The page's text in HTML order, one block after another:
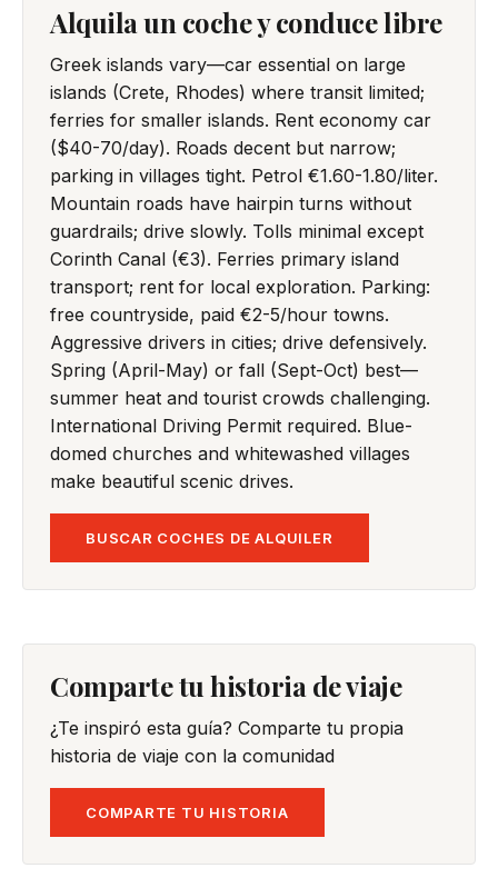
Alquila un coche y conduce libre
Greek islands vary—car essential on large
islands (Crete, Rhodes) where transit limited;
ferries for smaller islands. Rent economy car
($40-70/day). Roads decent but narrow;
parking in villages tight. Petrol €1.60-1.80/liter.
Mountain roads have hairpin turns without
guardrails; drive slowly. Tolls minimal except
Corinth Canal (€3). Ferries primary island
transport; rent for local exploration. Parking:
free countryside, paid €2-5/hour towns.
Aggressive drivers in cities; drive defensively.
Spring (April-May) or fall (Sept-Oct) best—
summer heat and tourist crowds challenging.
International Driving Permit required. Blue-
domed churches and whitewashed villages
make beautiful scenic drives.
BUSCAR COCHES DE ALQUILER
Comparte tu historia de viaje
¿Te inspiró esta guía? Comparte tu propia
historia de viaje con la comunidad
COMPARTE TU HISTORIA